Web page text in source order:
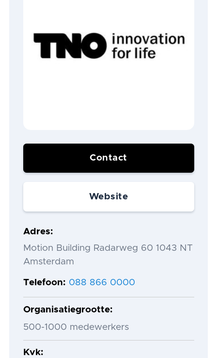
Contact
Website
Adres
Motion Building Radarweg 60 1043 NT
Amsterdam
Telefoon 088 866 0000
Organisatiegrootte
500-1000 medewerkers
Kvk